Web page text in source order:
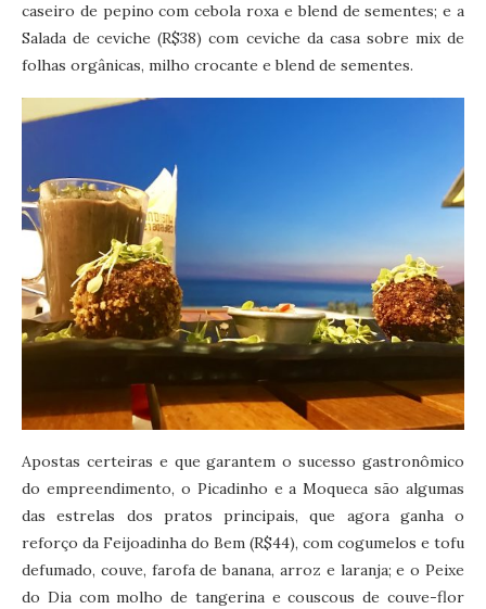
caseiro de pepino com cebola roxa e blend de sementes; e a
Salada de ceviche (R$38) com ceviche da casa sobre mix de
folhas orgânicas, milho crocante e blend de sementes.
Apostas certeiras e que garantem o sucesso gastronômico
do empreendimento, o Picadinho e a Moqueca são algumas
das estrelas dos pratos principais, que agora ganha o
reforço da Feijoadinha do Bem (R$44), com cogumelos e tofu
defumado, couve, farofa de banana, arroz e laranja; e o Peixe
do Dia com molho de tangerina e couscous de couve-flor